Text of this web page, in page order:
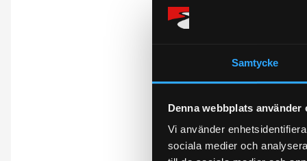
Samtycke
Denna webbplats använder
Vi använder
sociala medier och
Omdömen